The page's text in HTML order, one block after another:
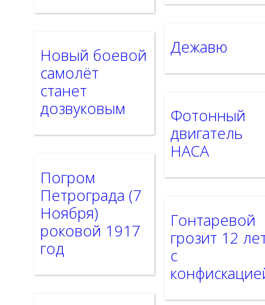
Новый боевой
самолёт
станет
дозвуковым
Погром
Петрограда (7
Ноября)
роковой 1917
год
Дежавю
Фотонный
двигатель
НАСА
Гонтаревой
грозит 12
с